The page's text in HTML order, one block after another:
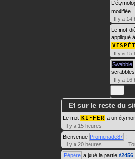
modifiée.
Il y a 14
Le mot-
appliqué
Il y a 15
Swebble
Il y a 16
Et sur le reste du
Le mot KIFFER a un
Il y a 15 heures
Bienvenue Promenade87 !
Il y a 20 heures
Pépère a joué la partie #2456